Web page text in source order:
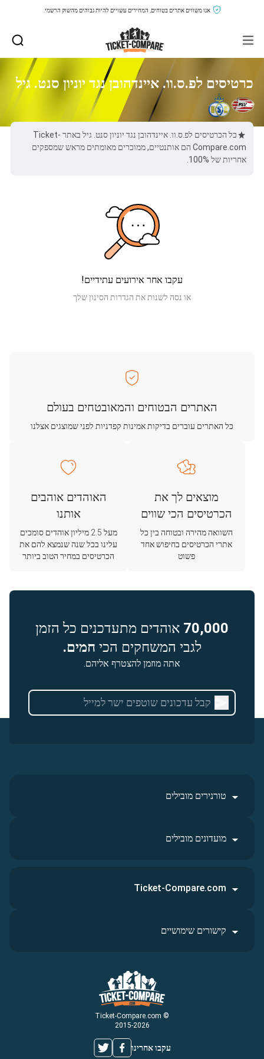
אנו משווים אתרים בטוחים, המחירים עשויים להיות גבוהים מהשוק הרשמי.
כרטיסים לפ.ס.וו. איינדהובן נגד יוניון סנט. גיל
כל הכרטיסים לפ.ס.וו. איינדהובן נגד יוניון סנט. גיל באתר Ticket-
Compare.com הם אותנטיים, ממוכרים מאומתים מראש שמספקים
אחריות של 100%.
עקבו אחר אירועים עתידיים!
או נסה לשנות את הגדרות הסינון שלך
האתרים הבטוחים והמאובטחים בעולם
כל האתרים עוברים בדיקות אמינות קפדניות לפני שמוצגים אצלנו
מוצאים לך את
הכרטיסים הכי שווים
השוואה מהירה ובטוחה בין כל
אתרי הכרטיסים בחיפוש אחד
פשוט
האוהדים אוהבים
אותנו
מעל 2.5 מיליון אוהדים סומכים
עלינו בכל שנה שנמצא להם את
הכרטיסים במחיר הטוב ביותר
70,000 אוהדים מתעדכנים כל הזמן
לגבי המשחקים הכי חמים.
אתה מוזמן להצטרף אליהם.
טורנירים מובילים
מועדונים מובילים
© Ticket-Compare.com
2015-2026
עקבו אחרינו
Ticket-Compare.com
קישורים שימושיים